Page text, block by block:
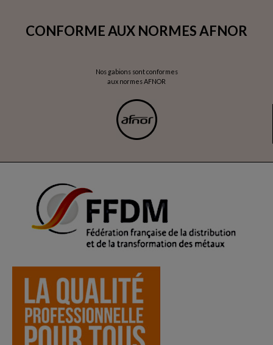
CONFORME AUX NORMES AFNOR
Nos gabions sont conformes
aux normes AFNOR